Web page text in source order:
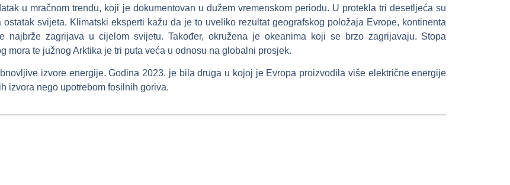
u mračnom trendu, koji je dokumentovan u dužem vremenskom periodu. U protekla tri desetljeća su
svijeta. Klimatski eksperti kažu da je to uveliko rezultat geografskog položaja Evrope, kontinenta
zagrijava u cijelom svijetu. Također, okružena je okeanima koji se brzo zagrijavaju. Stopa
mora te južnog Arktika je tri puta veća u odnosu na globalni prosjek.
izvore energije. Godina 2023. je bila druga u kojoj je Evropa proizvodila više električne energije
izvora nego upotrebom fosilnih goriva.